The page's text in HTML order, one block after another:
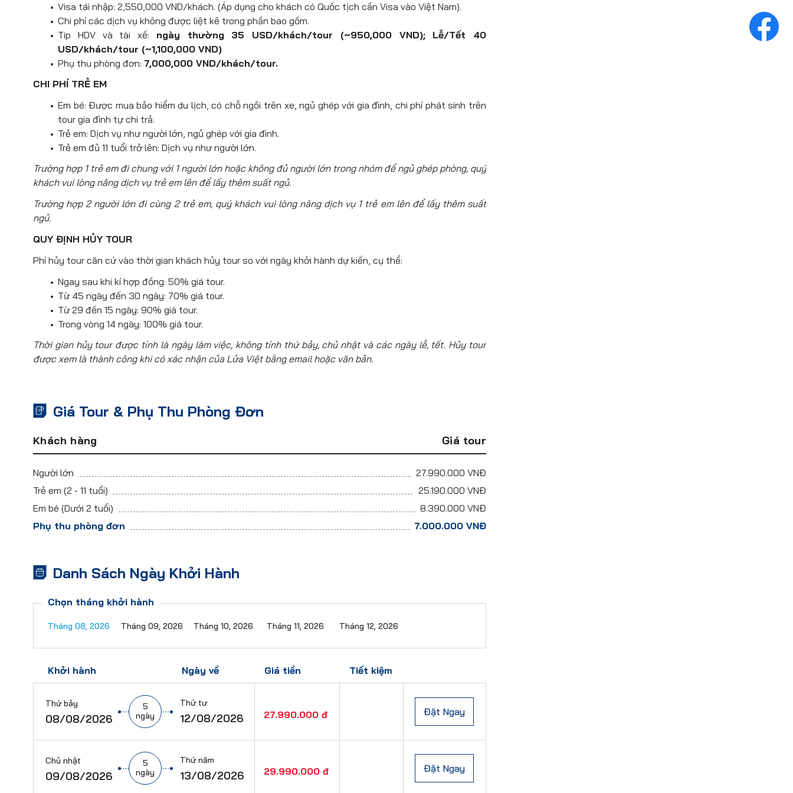
Visa tái nhập: 2,550,000 VND/khách. (Áp dụng cho khách có Quốc tịch cần Visa vào Việt Nam).
Chi phí các dịch vụ không được liệt kê trong phần bao gồm.
Tip HDV và tài xế: ngày thường 35 USD/khách/tour (~950,000 VND); Lễ/Tết 40
USD/khách/tour (~1,100,000 VND)
Phụ thu phòng đơn: 7,000,000 VND/khách/tour.
CHI PHÍ TRẺ EM
Em bé: Được mua bảo hiểm du lịch, có chỗ ngồi trên xe, ngủ ghép với gia đình, chi phí phát sinh trên
tour gia đình tự chi trả.
Trẻ em: Dịch vụ như người lớn, ngủ ghép với gia đình.
Trẻ em đủ 11 tuổi trở lên: Dịch vụ như người lớn.
Trường hợp 1 trẻ em đi chung với 1 người lớn hoặc không đủ người lớn trong nhóm để ngủ ghép phòng, quý
khách vui lòng nâng dịch vụ trẻ em lên để lấy thêm suất ngủ.
Trường hợp 2 người lớn đi cùng 2 trẻ em, quý khách vui lòng nâng dịch vụ 1 trẻ em lên để lấy thêm suất
ngủ.
QUY ĐỊNH HỦY TOUR
Phí hủy tour căn cứ vào thời gian khách hủy tour so với ngày khởi hành dự kiến, cụ thể:
Ngay sau khi kí hợp đồng: 50% giá tour.
Từ 45 ngày đến 30 ngày: 70% giá tour.
Từ 29 đến 15 ngày: 90% giá tour.
Trong vòng 14 ngày: 100% giá tour.
Thời gian hủy tour được tính là ngày làm việc, không tính thứ bảy, chủ nhật và các ngày lễ, tết. Hủy tour
được xem là thành công khi có xác nhận của Lửa Việt bằng email hoặc văn bản.
Giá Tour & Phụ Thu Phòng Đơn
Khách hàng Giá tour
Người lớn 27.990.000 VNĐ
Trẻ em (2 - 11 tuổi) 25.190.000 VNĐ
Em bé (Dưới 2 tuổi) 8.390.000 VNĐ
Phụ thu phòng đơn
7.000.000 VNĐ
Danh Sách Ngày Khởi Hành
Chọn tháng khởi hành
Tháng 08, 2026 Tháng 09, 2026 Tháng 10, 2026 Tháng 11, 2026 Tháng 12, 2026
Khởi hành Ngày về Giá tiền Tiết kiệm
Thứ bảy
08/08/2026
5
ngày
Thứ tư
12/08/2026 27.990.000 đ Đặt Ngay
Chủ nhật
09/08/2026
5
ngày
Thứ năm
13/08/2026 29.990.000 đ Đặt Ngay